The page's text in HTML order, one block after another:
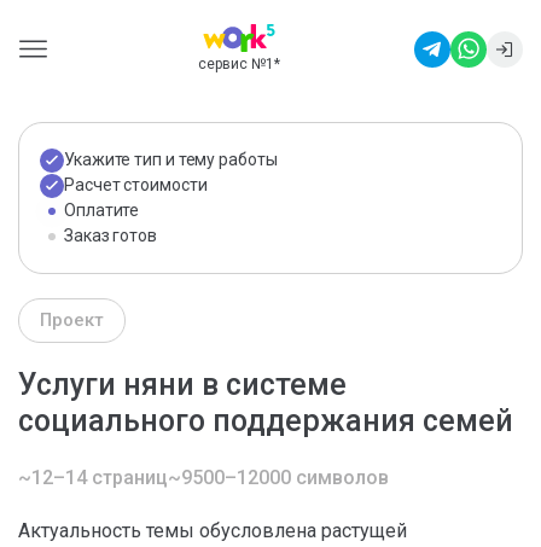
сервис №1 *
Укажите тип и тему работы
Расчет стоимости
Оплатите
Заказ готов
Проект
Услуги няни в системе
социального поддержания семей
~12–14 страниц~9500–12000 символов
Актуальность темы обусловлена растущей